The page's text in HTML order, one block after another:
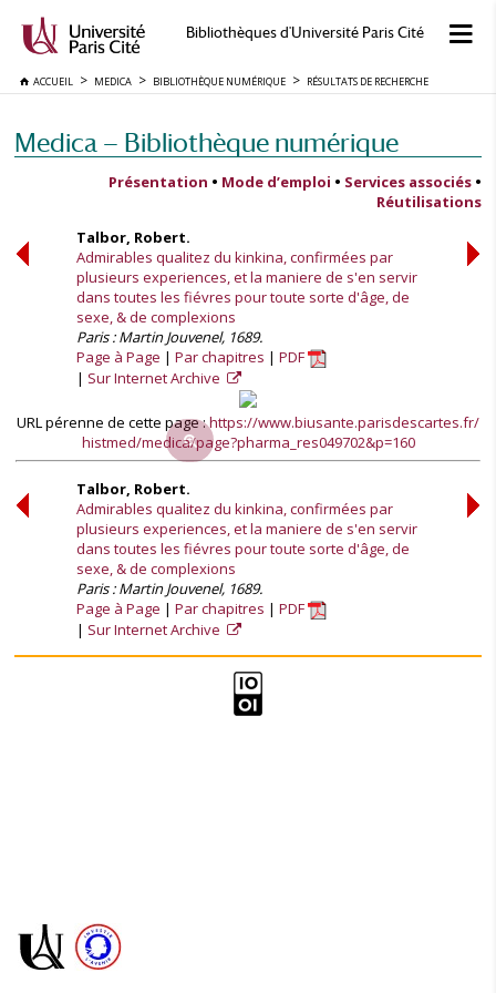
Bibliothèques d'Université Paris Cité
ACCUEIL MEDICA BIBLIOTHÈQUE NUMÉRIQUE RÉSULTATS DE RECHERCHE
Medica — Bibliothèque numérique
Présentation • Mode d’emploi • Services associés •
Réutilisations
Talbor, Robert.
Admirables qualitez du kinkina, confirmées par
plusieurs experiences, et la maniere de s'en servir
dans toutes les fiévres pour toute sorte d'âge, de
sexe, & de complexions
Paris : Martin Jouvenel, 1689.
Page à Page
Par chapitres
PDF
Sur Internet Archive
URL pérenne de cette page :https://www.biusante.parisdescartes.fr/
histmed/medica/page?pharma_res049702&p=160
Talbor, Robert.
Admirables qualitez du kinkina, confirmées par
plusieurs experiences, et la maniere de s'en servir
dans toutes les fiévres pour toute sorte d'âge, de
sexe, & de complexions
Paris : Martin Jouvenel, 1689.
Page à Page
Par chapitres
PDF
Sur Internet Archive